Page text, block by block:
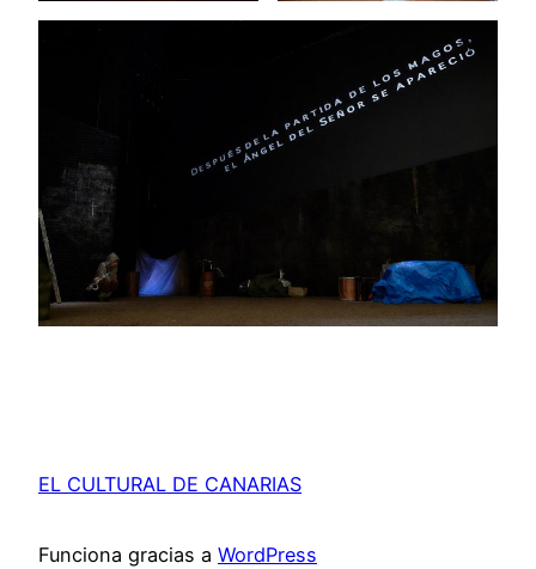
EL CULTURAL DE CANARIAS
Funciona gracias a WordPress